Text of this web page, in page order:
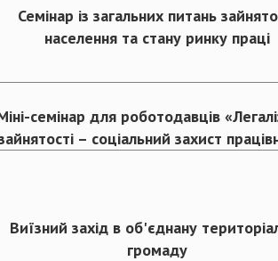
Семінар із загальних питань
населення та стану ринку праці
семінар для роботодавців
– соціальний захист
Виїзний захід в об'єднану
громаду